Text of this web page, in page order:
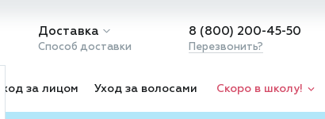
Доставка
Способ доставки
8 (800) 200-45-50
Перезвонить?
Уход за лицом Уход за волосами Скоро в школу!